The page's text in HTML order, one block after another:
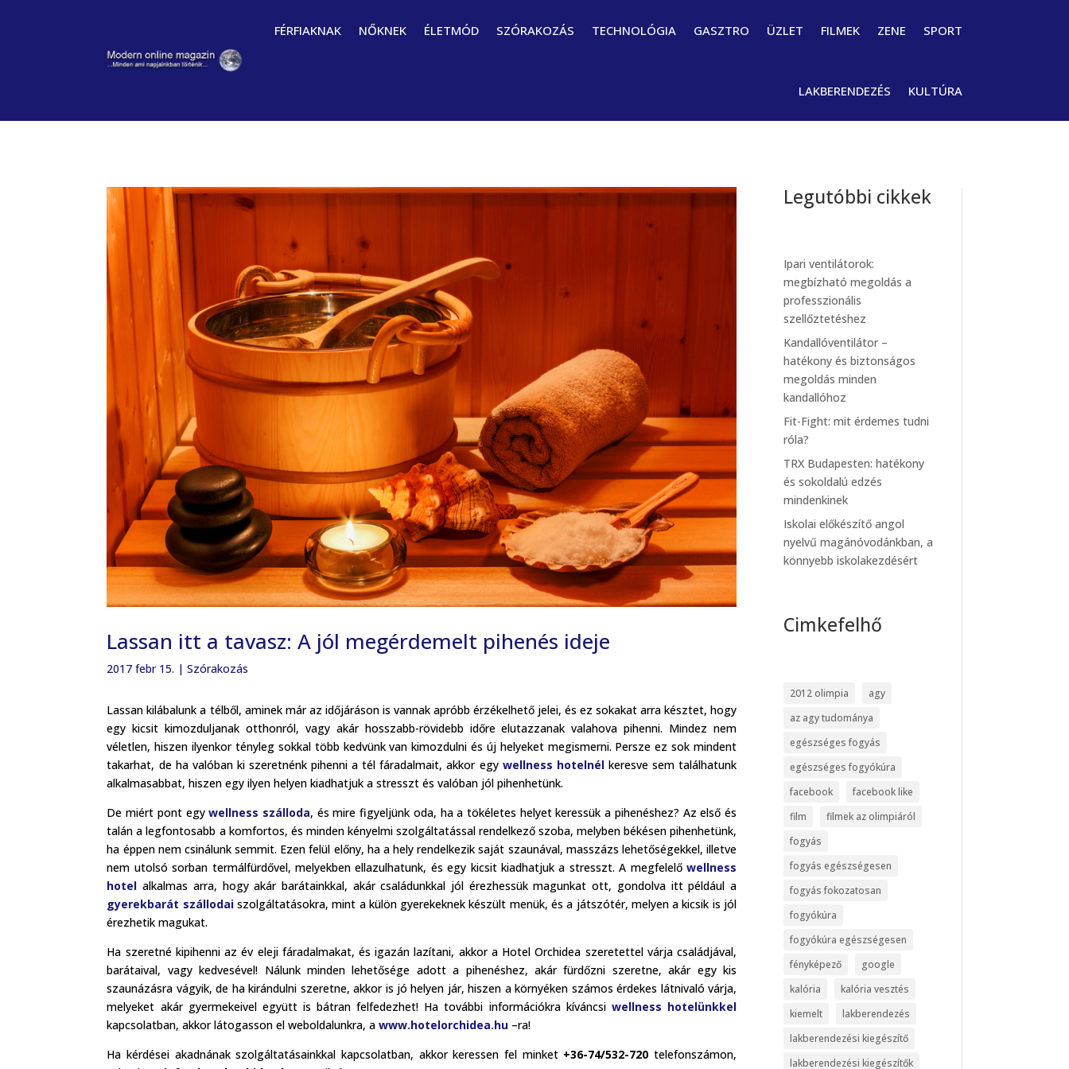
FÉRFIAKNAK NŐKNEK ÉLETMÓD SZÓRAKOZÁS TECHNOLÓGIA GASZTRO ÜZLET FILMEK ZENE SPORT
LAKBERENDEZÉS KULTÚRA
Lassan itt a tavasz: A jól megérdemelt pihenés ideje
2017 febr 15. |Szórakozás
Lassan kilábalunk a télből, aminek már az időjáráson is vannak apróbb érzékelhető jelei, és ez sokakat arra késztet, hogy
egy kicsit kimozduljanak otthonról, vagy akár hosszabb-rövidebb időre elutazzanak valahova pihenni. Mindez nem
véletlen, hiszen ilyenkor tényleg sokkal több kedvünk van kimozdulni és új helyeket megismerni. Persze ez sok mindent
takarhat, de ha valóban ki szeretnénk pihenni a tél fáradalmait, akkor egy wellness hotelnélkeresve sem találhatunk
alkalmasabbat, hiszen egy ilyen helyen kiadhatjuk a stresszt és valóban jól pihenhetünk.
De miért pont egywellness szálloda, és mire figyeljünk oda, ha a tökéletes helyet keressük a pihenéshez? Az első és
talán a legfontosabb a komfortos, és minden kényelmi szolgáltatással rendelkező szoba, melyben békésen pihenhetünk,
ha éppen nem csinálunk semmit. Ezen felül előny, ha a hely rendelkezik saját szaunával, masszázs lehetőségekkel, illetve
nem utolsó sorban termálfürdővel, melyekben ellazulhatunk, és egy kicsit kiadhatjuk a stresszt. A megfelelő wellness
hotel alkalmas arra, hogy akár barátainkkal, akár családunkkal jól érezhessük magunkat ott, gondolva itt például a
gyerekbarát szállodaiszolgáltatásokra, mint a külön gyerekeknek készült menük, és a játszótér, melyen a kicsik is jól
érezhetik magukat.
Ha szeretné kipihenni az év eleji fáradalmakat, és igazán lazítani, akkor a Hotel Orchidea szeretettel várja családjával,
barátaival, vagy kedvesével! Nálunk minden lehetősége adott a pihenéshez, akár fürdőzni szeretne, akár egy kis
szaunázásra vágyik, de ha kirándulni szeretne, akkor is jó helyen jár, hiszen a környéken számos érdekes látnivaló várja,
melyeket akár gyermekeivel együtt is bátran felfedezhet! Ha további információkra kíváncsi wellness hotelünkkel
kapcsolatban, akkor látogasson el weboldalunkra, awww.hotelorchidea.hu –ra!
Ha kérdései akadnának szolgáltatásainkkal kapcsolatban, akkor keressen fel minket +36-74/532-720 telefonszámon,
Legutóbbi cikkek
Ipari ventilátorok:
megbízható megoldás a
professzionális
szellőztetéshez
Kandallóventilátor –
hatékony és biztonságos
megoldás minden
kandallóhoz
Fit-Fight: mit érdemes tudni
róla?
TRX Budapesten: hatékony
és sokoldalú edzés
mindenkinek
Iskolai előkészítő angol
nyelvű magánóvodánkban, a
könnyebb iskolakezdésért
Cimkefelhő
2012 olimpia
agy
az agy tudománya
egészséges fogyás
egészséges fogyókúra
facebook
facebook like
film
filmek az olimpiáról
fogyás
fogyás egészségesen
fogyás fokozatosan
fogyókúra
fogyókúra egészségesen
fényképező
google
kalória
kalória vesztés
kiemelt
lakberendezés
lakberendezési kiegészítő
lakberendezési kiegészítők